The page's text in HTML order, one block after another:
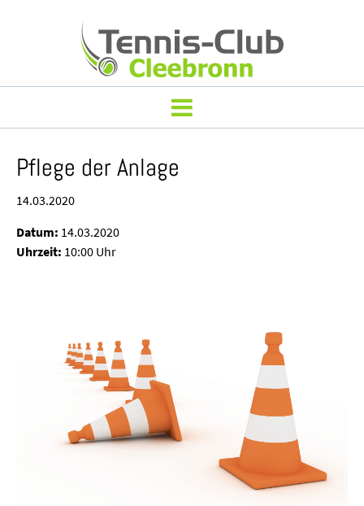
Pflege der Anlage
14.03.2020
Datum: 14.03.2020
Uhrzeit: 10:00 Uhr